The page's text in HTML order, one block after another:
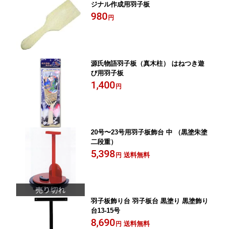
ジナル作成用羽子板
980 円
源氏物語羽子板（真木柱） はねつき遊
び用羽子板
1,400 円
20号〜23号用羽子板飾台 中 （黒塗朱塗
二段重）
5,398 円 送料無料
羽子板飾り台 羽子板台 黒塗り 黒塗飾り
台13-15号
8,690 円 送料無料